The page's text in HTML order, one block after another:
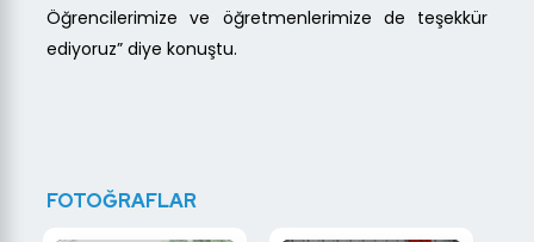
Öğrencilerimize ve öğretmenlerimize de teşekkür
ediyoruz” diye konuştu.
FOTOĞRAFLAR